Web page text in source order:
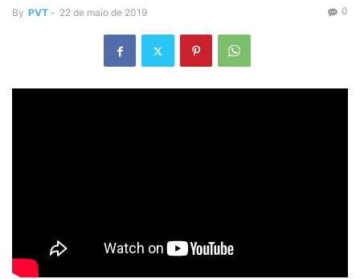
By PVT - 22 de maio de 2019 0